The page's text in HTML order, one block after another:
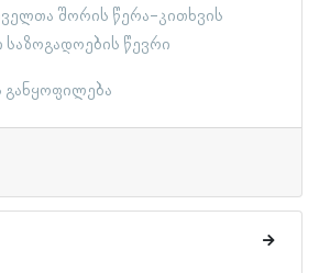
შორის წერა-კითხვის
წევრი
განყოფილება